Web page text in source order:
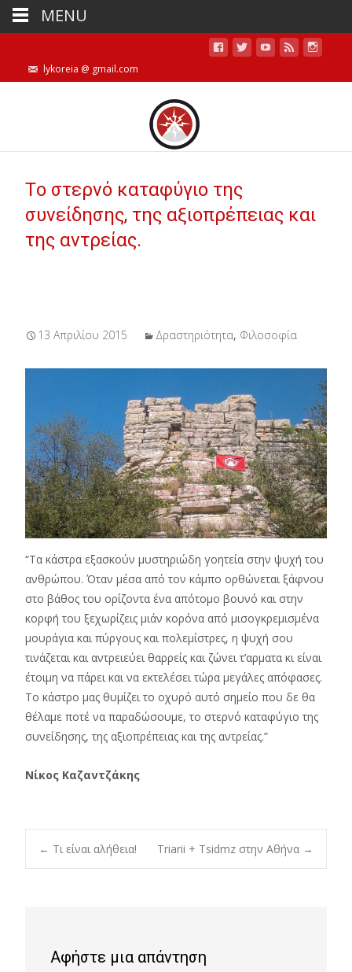
lykoreia @ gmail.com
Tο στερνό καταφύγιο της
συνείδησης, της αξιοπρέπειας και
της αντρείας.
13 Απριλίου 2015 Δραστηριότητα, Φιλοσοφία
“Τα κάστρα εξασκούν μυστηριώδη γοητεία στην ψυχή του
ανθρώπου. Όταν μέσα από τον κάμπο ορθώνεται ξάφνου
στο βάθος του ορίζοντα ένα απότομο βουνό και στην
κορφή του ξεχωρίζεις μιάν κορόνα από μισογκρεμισμένα
μουράγια και πύργους και πολεμίστρες, η ψυχή σου
τινάζεται και αντρειεύει θαρρείς και ζώνει τ’αρματα κι είναι
έτοιμη να πάρει και να εκτελέσει τώρα μεγάλες απόφασες.
Το κάστρο μας θυμίζει το οχυρό αυτό σημείο που δε θα
θέλαμε ποτέ να παραδώσουμε, το στερνό καταφύγιο της
συνείδησης, της αξιοπρέπειας και της αντρείας.”
Νίκος Καζαντζάκης
Post
← Τι είναι αλήθεια! Triarii + Tsidmz στην Αθήνα →
Αφήστε μια απάντηση
MENU